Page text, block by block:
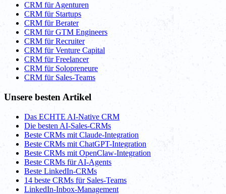
CRM für Agenturen
CRM für Startups
CRM für Berater
CRM für GTM Engineers
CRM für Recruiter
CRM für Venture Capital
CRM für Freelancer
CRM für Solopreneure
CRM für Sales-Teams
Unsere besten Artikel
Das ECHTE AI-Native CRM
Die besten AI-Sales-CRMs
Beste CRMs mit Claude-Integration
Beste CRMs mit ChatGPT-Integration
Beste CRMs mit OpenClaw-Integration
Beste CRMs für AI-Agents
Beste LinkedIn-CRMs
14 beste CRMs für Sales-Teams
LinkedIn-Inbox-Management